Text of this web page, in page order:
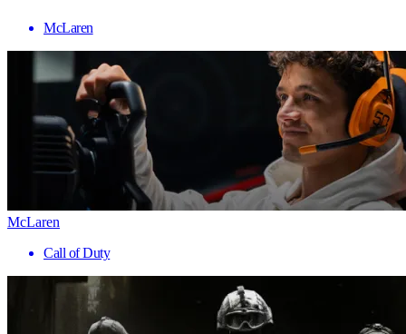
McLaren
McLaren
Call of Duty